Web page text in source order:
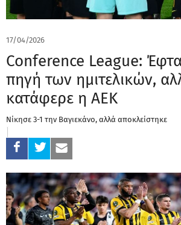
17/04/2026
Conference League:
πηγή των ημιτελικών,
κατάφερε η ΑΕΚ
Νίκησε 3-1 την Βαγιεκάνο, αλλά αποκλείστηκε